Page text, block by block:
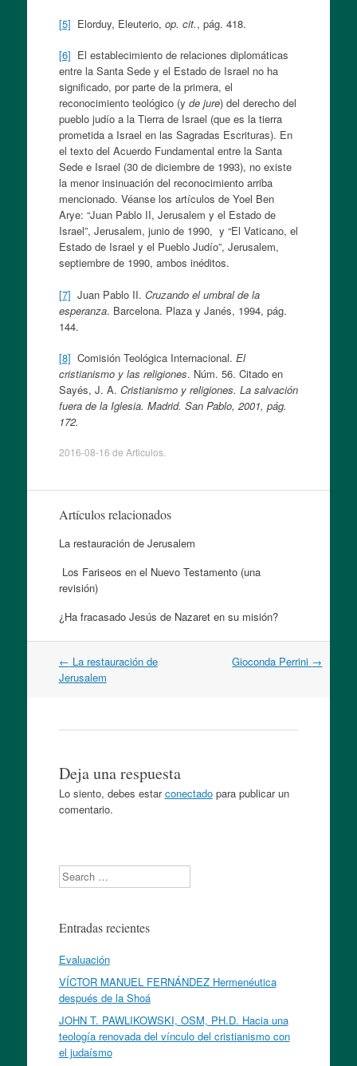
[5] Elorduy, Eleuterio, op. cit., pág. 418.
[6] El establecimiento de relaciones diplomáticas
entre la Santa Sede y el Estado de Israel no ha
significado, por parte de la primera, el
reconocimiento teológico (y de jure) del derecho del
pueblo judío a la Tierra de Israel (que es la tierra
prometida a Israel en las Sagradas Escrituras). En
el texto del Acuerdo Fundamental entre la Santa
Sede e Israel (30 de diciembre de 1993), no existe
la menor insinuación del reconocimiento arriba
mencionado. Véanse los artículos de Yoel Ben
Arye: “Juan Pablo II, Jerusalem y el Estado de
Israel”, Jerusalem, junio de 1990, y “El Vaticano, el
Estado de Israel y el Pueblo Judío”, Jerusalem,
septiembre de 1990, ambos inéditos.
[7] Juan Pablo II. Cruzando el umbral de la
esperanza. Barcelona. Plaza y Janés, 1994, pág.
144.
[8] Comisión Teológica Internacional. El
cristianismo y las religiones. Núm. 56. Citado en
Sayés, J. A. Cristianismo y religiones. La salvación
fuera de la Iglesia. Madrid. San Pablo, 2001, pág.
172.
2016-08-16 de Articulos.
Artículos relacionados
La restauración de Jerusalem
Los Fariseos en el Nuevo Testamento (una
revisión)
¿Ha fracasado Jesús de Nazaret en su misión?
Navegación
por
← La restauración de
Jerusalem
Gioconda Perrini →
Deja una respuesta
Lo siento, debes estarconectadopara publicar un
comentario.
Search
Entradas recientes
Evaluación
VÍCTOR MANUEL FERNÁNDEZ Hermenéutica
después de la Shoá
JOHN T. PAWLIKOWSKI, OSM, PH.D. Hacia una
teología renovada del vínculo del cristianismo con
el judaísmo